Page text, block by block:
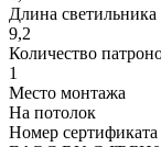
Длина светильника
9,2
Количество
1
Место монтажа
На потолок
Номер сертификата